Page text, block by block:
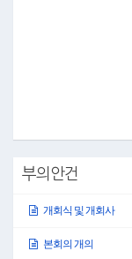
올겨울은 유난히 추운
복지 사각지대에 처한
을 다해 주실 것을 당부
끝으로 환절기 건강관
부의안건
개회식 및 개회사
본회의 개의